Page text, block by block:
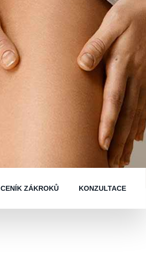
CENÍK ZÁKROKŮ KONZULTACE